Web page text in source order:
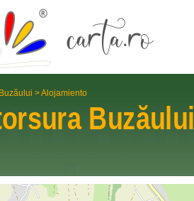
>Alojamiento
Buzăului